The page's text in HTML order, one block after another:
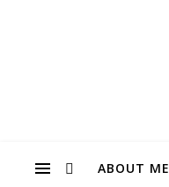
ABOUT ME